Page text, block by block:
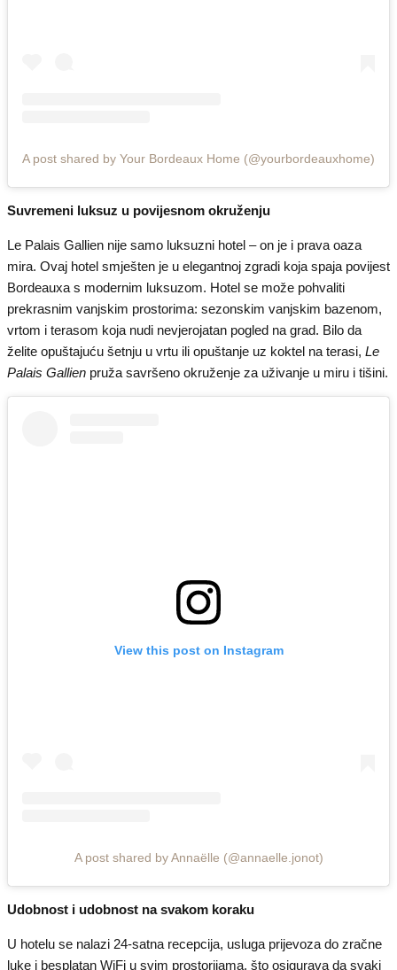
A post shared by Your Bordeaux Home (@yourbordeauxhome)
Suvremeni luksuz u povijesnom okruženju
Le Palais Gallien nije samo luksuzni hotel – on je i prava oaza
mira. Ovaj hotel smješten je u elegantnoj zgradi koja spaja povijest
Bordeauxa s modernim luksuzom. Hotel se može pohvaliti
prekrasnim vanjskim prostorima: sezonskim vanjskim bazenom,
vrtom i terasom koja nudi nevjerojatan pogled na grad. Bilo da
želite opuštajuću šetnju u vrtu ili opuštanje uz koktel na terasi, Le
Palais Gallien pruža savršeno okruženje za uživanje u miru i tišini.
View this post on Instagram
A post shared by Annaëlle (@annaelle.jonot)
Udobnost i udobnost na svakom koraku
U hotelu se nalazi 24-satna recepcija, usluga prijevoza do zračne
luke i besplatan WiFi u svim prostorijama, što osigurava da svaki